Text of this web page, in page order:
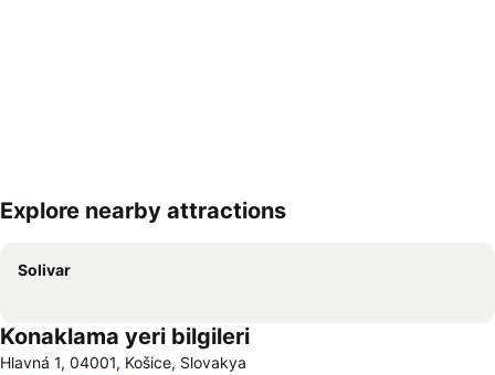
Haritayı genişlet
Explore nearby attractions
Solivar
Konaklama yeri bilgileri
Hlavná 1, 04001, Košice, Slovakya